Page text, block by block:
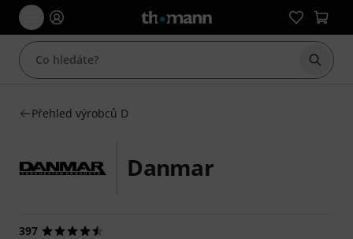
Začít
Přehled výrobců D
Danmar
397